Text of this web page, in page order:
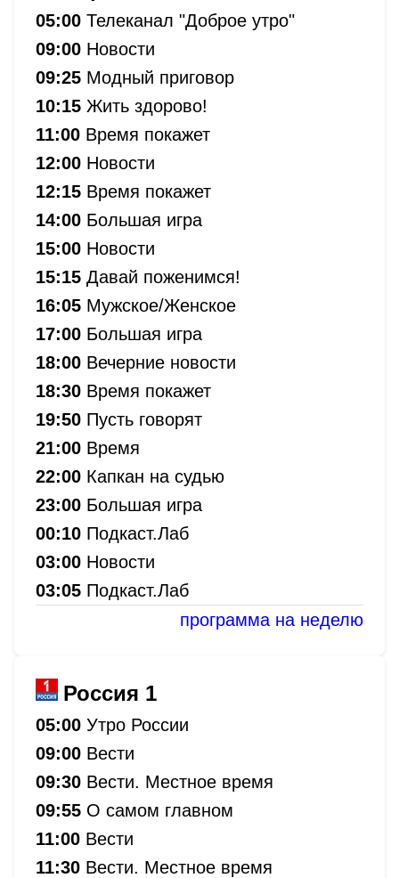
05:00 Телеканал "Доброе утро"
09:00 Новости
09:25 Модный приговор
10:15 Жить здорово!
11:00 Время покажет
12:00 Новости
12:15 Время покажет
14:00 Большая игра
15:00 Новости
15:15 Давай поженимся!
16:05 Мужское/Женское
17:00 Большая игра
18:00 Вечерние новости
18:30 Время покажет
19:50 Пусть говорят
21:00 Время
22:00 Капкан на судью
23:00 Большая игра
00:10 Подкаст.Лаб
03:00 Новости
03:05 Подкаст.Лаб
программа на неделю
Россия 1
05:00 Утро России
09:00 Вести
09:30 Вести. Местное время
09:55 О самом главном
11:00 Вести
11:30 Вести. Местное время